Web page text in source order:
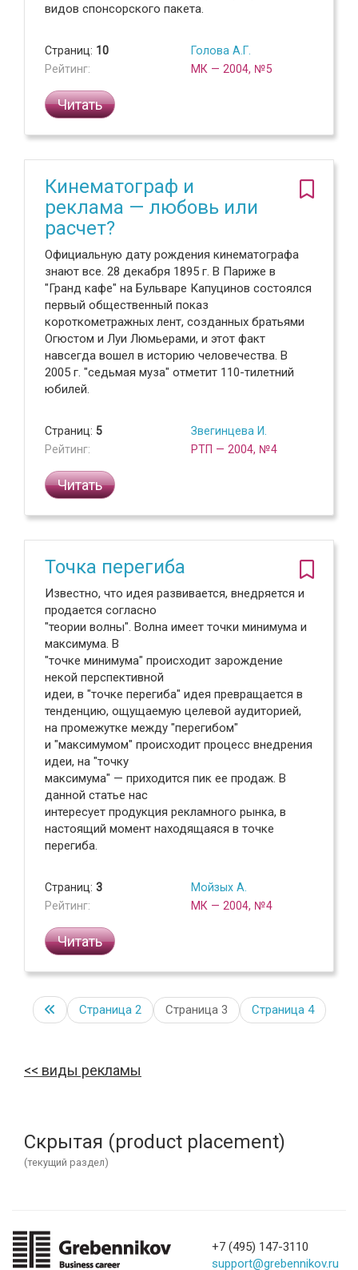
видов спонсорского пакета.
Страниц: 10
Рейтинг:
Голова А.Г.
МК — 2004, №5
Читать
Кинематограф и
реклама — любовь или
расчет?
Официальную дату рождения кинематографа
знают все. 28 декабря 1895 г. В Париже в
"Гранд кафе" на Бульваре Капуцинов состоялся
первый общественный показ
короткометражных лент, созданных братьями
Огюстом и Луи Люмьерами, и этот факт
навсегда вошел в историю человечества. В
2005 г. "седьмая муза" отметит 110-тилетний
юбилей.
Страниц: 5
Рейтинг:
Звегинцева И.
РТП — 2004, №4
Читать
Точка перегиба
Известно, что идея развивается, внедряется и
продается согласно
"теории волны". Волна имеет точки минимума и
максимума. В
"точке минимума" происходит зарождение
некой перспективной
идеи, в "точке перегиба" идея превращается в
тенденцию, ощущаемую целевой аудиторией,
на промежутке между "перегибом"
и "максимумом" происходит процесс внедрения
идеи, на "точку
максимума" — приходится пик ее продаж. В
данной статье нас
интересует продукция рекламного рынка, в
настоящий момент находящаяся в точке
перегиба.
Страниц: 3
Рейтинг:
Мойзых А.
МК — 2004, №4
Читать
Страница 2 Страница 3 Страница 4
виды рекламы
Скрытая (product placement)
(текущий раздел)
+7 (495) 147-3110
support@grebennikov.ru